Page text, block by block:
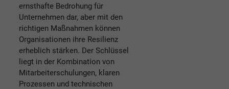
ernsthafte Bedrohung für
Unternehmen dar, aber mit den
richtigen Maßnahmen können
Organisationen ihre Resilienz
erheblich stärken. Der Schlüssel
liegt in der Kombination von
Mitarbeiterschulungen, klaren
Prozessen und technischen